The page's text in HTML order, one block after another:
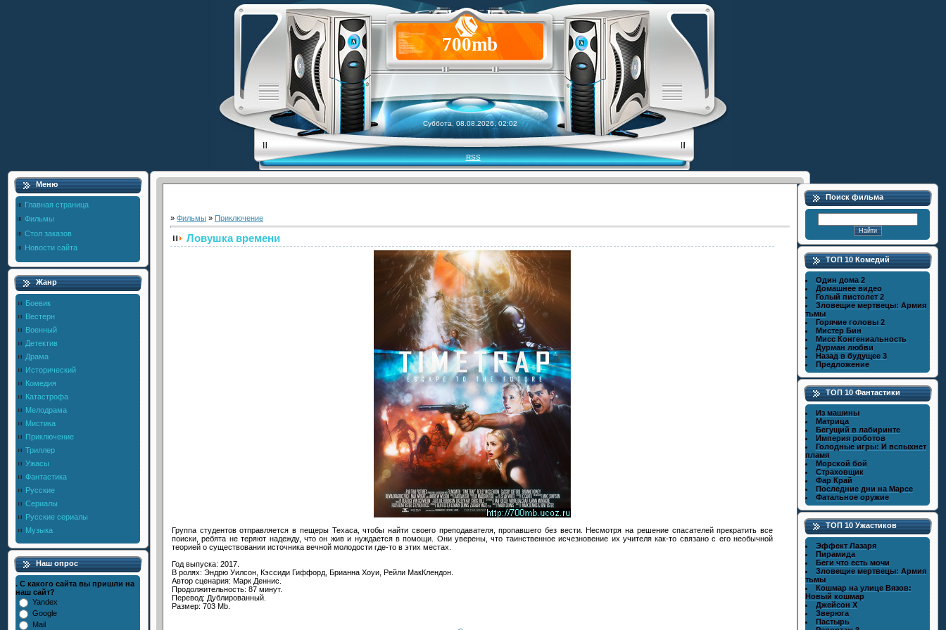
700mb
Суббота, 08.08.2026, 02:02
RSS
Меню
Главная страница
Фильмы
Стол заказов
Новости сайта
Жанр
Боевик
Вестерн
Военный
Детектив
Драма
Исторический
Комедия
Катастрофа
Мелодрама
Мистика
Приключение
Триллер
Ужасы
Фантастика
Русские
Сериалы
Русские сериалы
Музыка
Наш опрос
. С какого сайта вы пришли на
наш сайт?
Yandex
Google
Mail
» Фильмы » Приключение
Ловушка времени
Группа студентов отправляется в пещеры Техаса, чтобы найти своего преподавателя, пропавшего без вести. Несмотря на решение спасателей прекратить все
поиски, ребята не теряют надежду, что он жив и нуждается в помощи. Они уверены, что таинственное исчезновение их учителя как-то связано с его необычной
теорией о существовании источника вечной молодости где-то в этих местах.
Год выпуска: 2017.
В ролях: Эндрю Уилсон, Кэссиди Гиффорд, Брианна Хоуи, Рейли МакКлендон.
Автор сценария: Марк Деннис.
Продолжительность: 87 минут.
Перевод: Дублированный.
Размер: 703 Mb.
Поиск фильма
ТОП 10 Комедий
Один дома 2
Домашнее видео
Голый пистолет 2
Зловещие мертвецы: Армия
тьмы
Горячие головы 2
Мистер Бин
Мисс Конгениальность
Дурман любви
Назад в будущее 3
Предложение
ТОП 10 Фантастики
Из машины
Матрица
Бегущий в лабиринте
Империя роботов
Голодные игры: И вспыхнет
пламя
Морской бой
Страховщик
Фар Край
Последние дни на Марсе
Фатальное оружие
ТОП 10 Ужастиков
Эффект Лазаря
Пирамида
Беги что есть мочи
Зловещие мертвецы: Армия
тьмы
Кошмар на улице Вязов:
Новый кошмар
Джейсон X
Зверюга
Пастырь